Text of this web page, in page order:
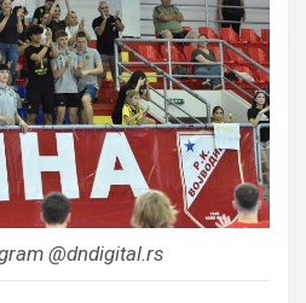
@dndigital.rs